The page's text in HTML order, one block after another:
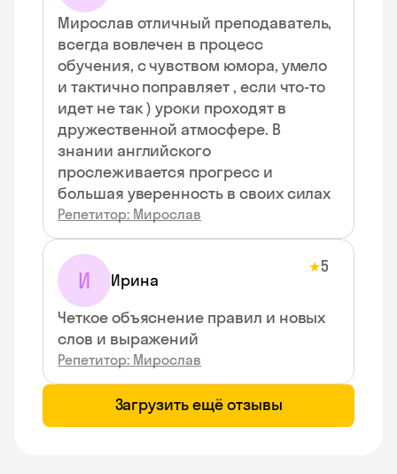
Мирослав отличный преподаватель,
всегда вовлечен в процесс
обучения, с чувством юмора, умело
и тактично поправляет , если что-то
идет не так ) уроки проходят в
дружественной атмосфере. В
знании английского
прослеживается прогресс и
большая уверенность в своих силах
Репетитор: Мирослав
И Ирина
★5
Четкое объяснение правил и новых
слов и выражений
Репетитор: Мирослав
Загрузить ещё отзывы